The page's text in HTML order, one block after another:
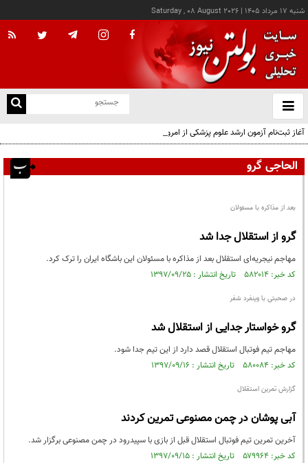
شنبه ۱۷ مرداد ۱۴۰۵ |
Saturday , 08 August 2026
باز
و
آغاز ثبت‌نام آزمون ارشد علوم پزشکی از امروز
الحاجی گرو
بعد از مذاکره با مسئولان
گرو از استقلال جدا شد
مهاجم نیجریه‌ای استقلال بعد از مذاکره با مسئولان این باشگاه ایران را ترک کرد.
کد خبر: ۵۸۲۰۱۴ تاریخ انتشار : ۱۳۹۷/۰۹/۲۵
در صحبتی با وینفرد شفر
گرو خواستار جدایی از استقلال شد
مهاجم تیم فوتبال استقلال قصد دارد از این تیم جدا شود.
کد خبر: ۵۸۰۰۸۴ تاریخ انتشار : ۱۳۹۷/۰۹/۱۶
گزارش تمرین استقلال
آبی پوشان در چمن مصنوعی تمرین کردند
آخرین تمرین تیم فوتبال استقلال قبل از بازی با سپیدرود در چمن مصنوعی برگزار شد.
کد خبر: ۵۷۹۹۶۴ تاریخ انتشار : ۱۳۹۷/۰۹/۱۵